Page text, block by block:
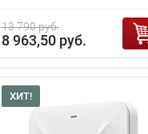
13 790 руб.
8 963,50 руб.
ХИТ!